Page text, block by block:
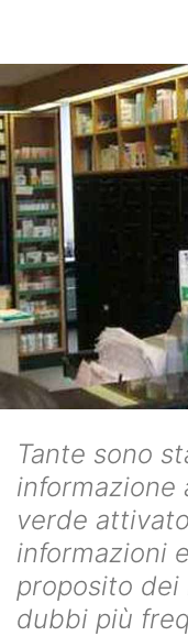
Tante sono
informazione
verde
informazioni
proposito dei
dubbi più